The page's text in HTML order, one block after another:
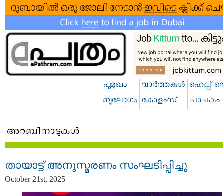
തായാട്ട് അനുസ്മരണം സംഘടിപ്പിച്ചു
October 21st, 2025